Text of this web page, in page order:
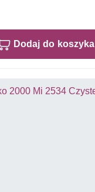
Dodaj do koszyka